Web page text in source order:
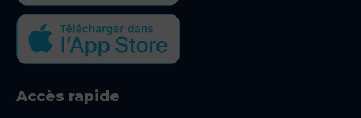
Accès rapide